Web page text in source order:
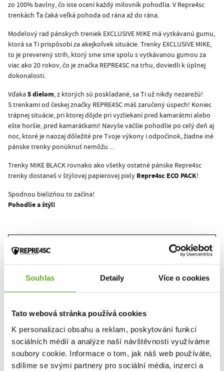
Souhlas Detaily Více o cookies
Tato webová stránka používá cookies
K personalizaci obsahu a reklam, poskytování funkcí
sociálních médií a analýze naší návštěvnosti využíváme
soubory cookie. Informace o tom, jak náš web používáte,
sdílíme se svými partnery pro sociální média, inzerci a
zo 100% bavlny, čo iste ocení každý milovník pohodlia. V Repre4sc
trenkách Ťa čaká veľká pohoda od rána až do rána.
Modelový rad pánskych treniek EXCLUSIVE MIKE má vytkávanú gumu,
ktorá sa Ti prispôsobí za akejkoľvek situácie. Trenky EXCLUSIVE MIKE,
to je preverený strih, ktorý sme sme spolu s vytkávanou gumou za
viac ako 20 rokov, čo je značka REPRE4SC na trhu, doviedli k úplnej
dokonalosti.
Vďaka5 dielom, z ktorých sú poskladané, sa Ti už nikdy nezarežú!
S trenkami od českej značky REPRE4SC máš zaručený úspech! Koniec
trápnej situácie, pri ktorej dôjde pri vyzliekaní pred kamarátmi alebo
ešte horšie, pred kamarátkami! Navyše väčšie pohodlie po celý deň aj
noc, ktoré je naozaj dôležité pre Tvoje výkony i odpočinok, žiadne iné
pánske trenky ponúknuť nemôžu…
Trenky MIKE BLACK rovnako ako všetky ostatné pánske Repre4sc
trenky dostaneš v štýlovej papierovej pixly Repre4sc ECO PACK!
Spodnou bielizňou to začína!
Pohodlie a štýl!
Tento produkt zatiaľ nikto nehodnotil.
Pre pridanie recenzie je nutné sa prihlásiť.
Ohodnotiť produkt
PODOBNÉ PRODUKTY